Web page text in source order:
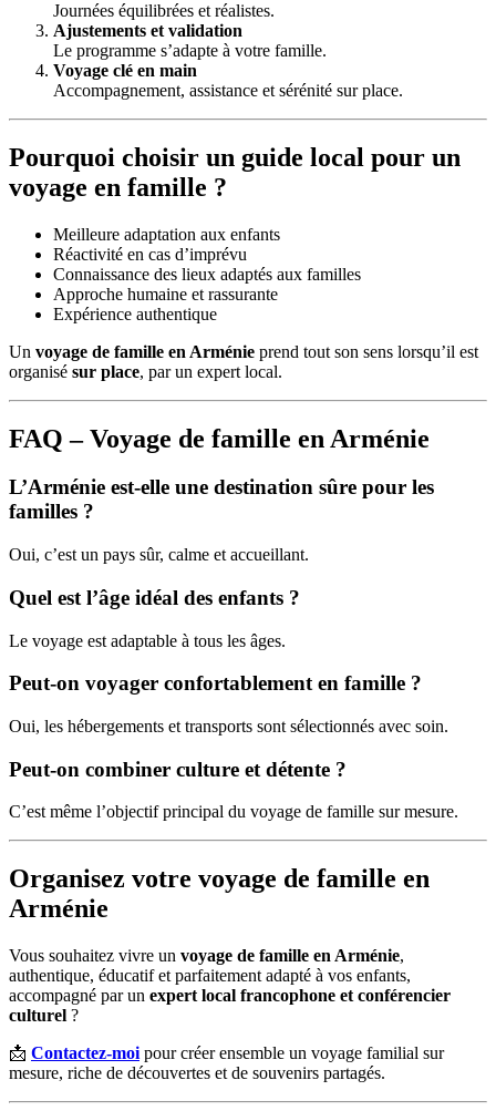
Journées équilibrées et réalistes.
Ajustements et validation
Le programme s’adapte à votre famille.
Voyage clé en main
Accompagnement, assistance et sérénité sur place.
Pourquoi choisir un guide local pour un
voyage en famille ?
Meilleure adaptation aux enfants
Réactivité en cas d’imprévu
Connaissance des lieux adaptés aux familles
Approche humaine et rassurante
Expérience authentique
Un voyage de famille en Arménie prend tout son sens lorsqu’il est
organisé sur place, par un expert local.
FAQ – Voyage de famille en Arménie
L’Arménie est-elle une destination sûre pour les
familles ?
Oui, c’est un pays sûr, calme et accueillant.
Quel est l’âge idéal des enfants ?
Le voyage est adaptable à tous les âges.
Peut-on voyager confortablement en famille ?
Oui, les hébergements et transports sont sélectionnés avec soin.
Peut-on combiner culture et détente ?
C’est même l’objectif principal du voyage de famille sur mesure.
Organisez votre voyage de famille en
Arménie
Vous souhaitez vivre un voyage de famille en Arménie,
authentique, éducatif et parfaitement adapté à vos enfants,
accompagné par un expert local francophone et conférencier
culturel ?
📩 Contactez-moi pour créer ensemble un voyage familial sur
mesure, riche de découvertes et de souvenirs partagés.